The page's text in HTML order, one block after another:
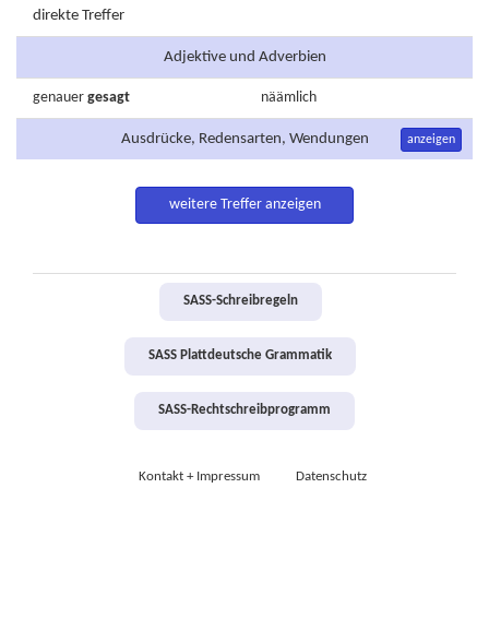
direkte Treffer
Adjektive und Adverbien
genauer gesagt näämlich
Ausdrücke, Redensarten, Wendungen anzeigen
weitere Treffer anzeigen
SASS-Schreibregeln
SASS Plattdeutsche Grammatik
SASS-Rechtschreibprogramm
Kontakt + Impressum Datenschutz